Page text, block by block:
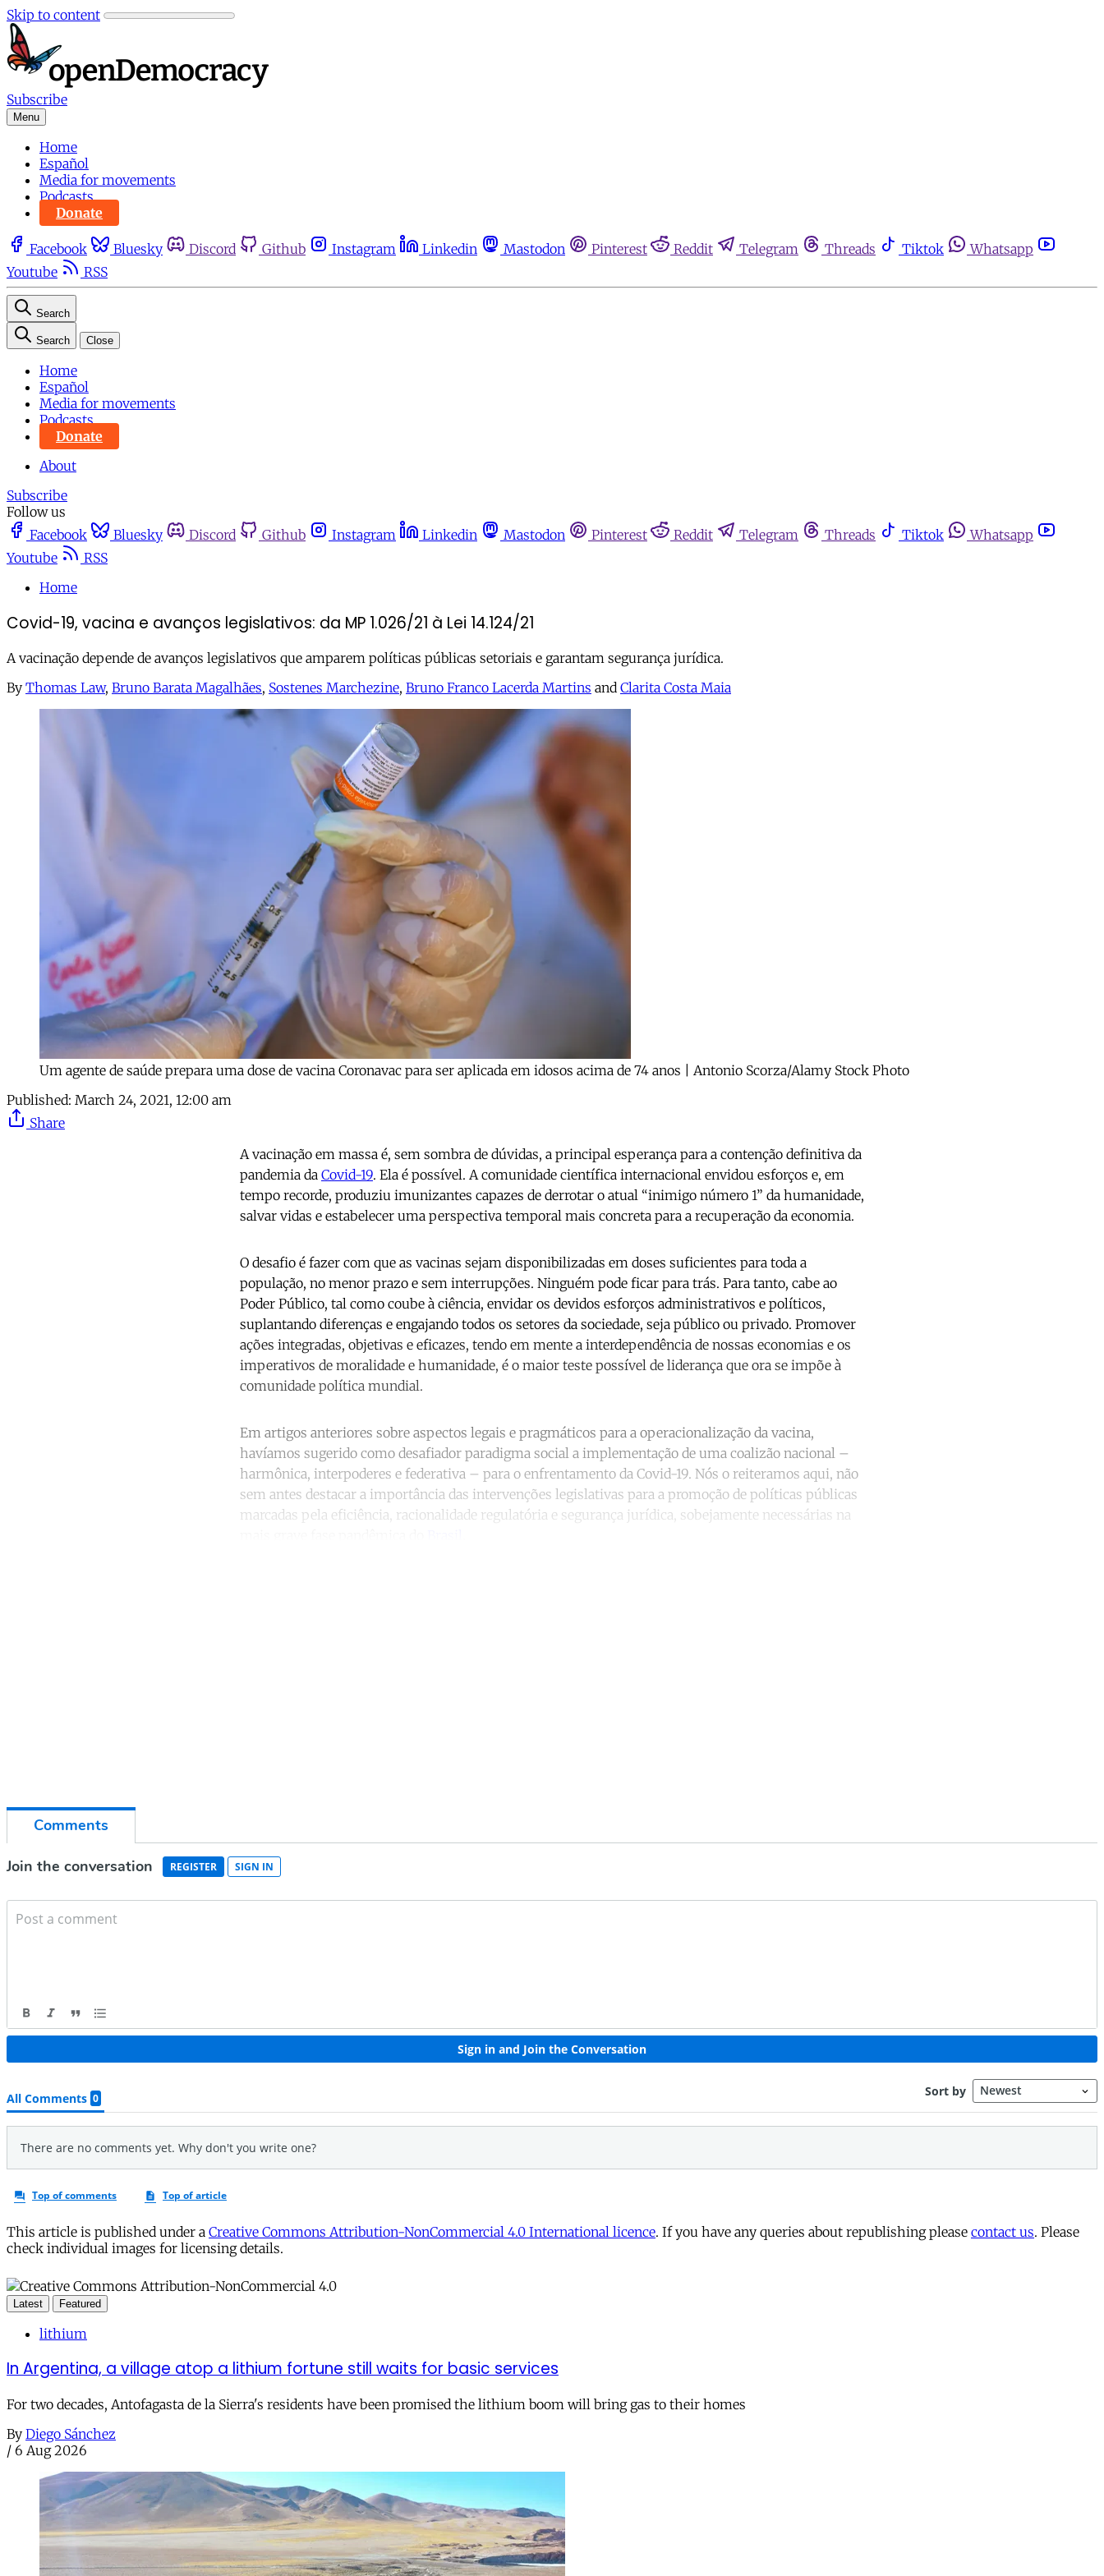
Skip to content
Subscribe
Menu
Home
Español
Media for movements
Podcasts
Donate
Facebook Bluesky Discord Github Instagram Linkedin Mastodon Pinterest Reddit Telegram Threads Tiktok
Whatsapp
Youtube
RSS
Search
Search Close
Home
Español
Media for movements
Podcasts
Donate
About
Subscribe
Follow us
Facebook
Bluesky Discord Github Instagram Linkedin Mastodon Pinterest Reddit Telegram Threads Tiktok
Whatsapp
Youtube
RSS
Home
Covid-19, vacina e avanços legislativos: da MP 1.026/21 à Lei 14.124/21
A vacinação depende de avanços legislativos que amparem políticas públicas setoriais e garantam segurança jurídica.
By Thomas Law, Bruno Barata Magalhães, Sostenes Marchezine, Bruno Franco Lacerda Martins and Clarita Costa Maia
Um agente de saúde prepara uma dose de vacina Coronavac para ser aplicada em idosos acima de 74 anos | Antonio Scorza/Alamy Stock Photo
Published: March 24, 2021, 12:00 am
Share
A vacinação em massa é, sem sombra de dúvidas, a principal esperança para a contenção definitiva da
pandemia da Covid-19. Ela é possível. A comunidade científica internacional envidou esforços e, em
tempo recorde, produziu imunizantes capazes de derrotar o atual “inimigo número 1” da humanidade,
salvar vidas e estabelecer uma perspectiva temporal mais concreta para a recuperação da economia.
O desafio é fazer com que as vacinas sejam disponibilizadas em doses suficientes para toda a
população, no menor prazo e sem interrupções. Ninguém pode ficar para trás. Para tanto, cabe ao
Poder Público, tal como coube à ciência, envidar os devidos esforços administrativos e políticos,
suplantando diferenças e engajando todos os setores da sociedade, seja público ou privado. Promover
ações integradas, objetivas e eficazes, tendo em mente a interdependência de nossas economias e os
imperativos de moralidade e humanidade, é o maior teste possível de liderança que ora se impõe à
comunidade política mundial.
Em artigos anteriores sobre aspectos legais e pragmáticos para a operacionalização da vacina,
havíamos sugerido como desafiador paradigma social a implementação de uma coalizão nacional –
harmônica, interpoderes e federativa – para o enfrentamento da Covid-19. Nós o reiteramos aqui, não
sem antes destacar a importância das intervenções legislativas para a promoção de políticas públicas
marcadas pela eficiência, racionalidade regulatória e segurança jurídica, sobejamente necessárias na
This article is published under a Creative Commons Attribution-NonCommercial 4.0 International licence. If you have any queries about republishing please contact us. Please
check individual images for licensing details.
Latest Featured
lithium
In Argentina, a village atop a lithium fortune still waits for basic services
For two decades, Antofagasta de la Sierra's residents have been promised the lithium boom will bring gas to their homes
By Diego Sánchez
/ 6 Aug 2026